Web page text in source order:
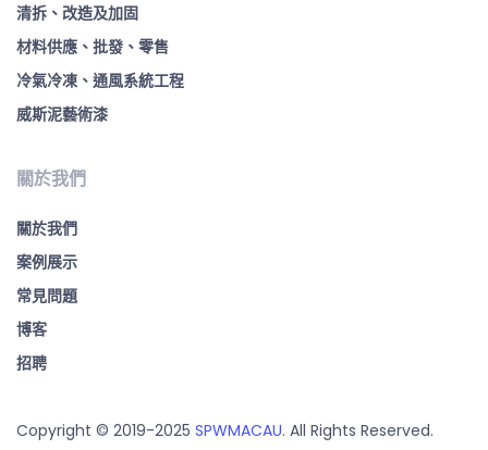
清拆、改造及加固
材料供應、批發、零售
冷氣冷凍、通風系統工程
威斯泥藝術漆
關於我們
關於我們
案例展示
常見問題
博客
招聘
Copyright © 2019-2025 SPWMACAU. All Rights Reserved.